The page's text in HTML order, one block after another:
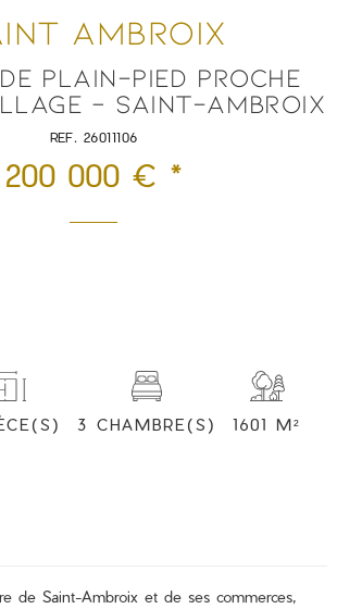
AMBROIX
PLAIN-PIED PROCHE
– SAINT-AMBROIX
REF. 26011106
200 000 € *
3 CHAMBRE(S) 1601 M²
de Saint-Ambroix et de ses commerces,